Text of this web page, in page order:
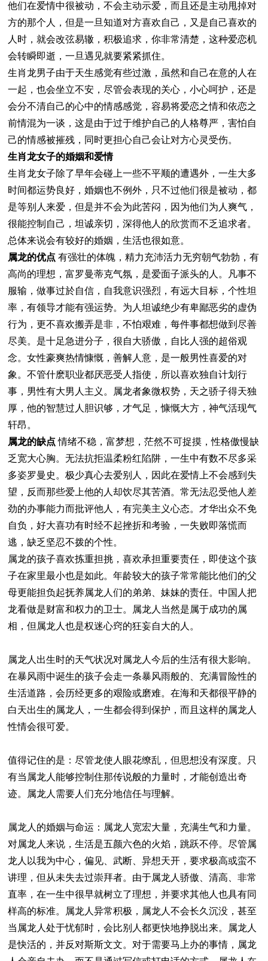
他们在爱情中很被动，不会主动示爱，而且还是主动甩掉对
方的那个人，但是一旦知道对方喜欢自己，又是自己喜欢的
人时，就会改弦易辙，积极追求，你非常清楚，这种爱恋机
会转瞬即逝，一旦遇见就要紧紧抓住。
生肖龙男子由于天生感觉有些过激，虽然和自己在意的人在
一起，也会坐立不安，尽管会表现的关心，小心呵护，还是
会分不清自己的心中的情感感觉，容易将爱恋之情和依恋之
前情混为一谈，这是由于过于维护自己的人格尊严，害怕自
己的情感被摧残，同时更担心自己会让对方心灵受伤。
生肖龙女子的婚姻和爱情
生肖龙女子除了早年会碰上一些不平顺的遭遇外，一生大多
时间都运势良好，婚姻也不例外，只不过他们很是被动，都
是等别人来爱，但是并不会为此苦闷，因为他们为人爽气，
很能控制自己，坦诚亲切，深得他人的欣赏而不乏追求者。
总体来说会有较好的婚姻，生活也很如意。
属龙的优点 有强壮的体魄，精力充沛活力无穷朝气勃勃，有
高尚的理想，富罗曼蒂克气氛，是爱面子派头的人。凡事不
服输，做事过於自信，自我意识强烈，有远大目标，个性坦
率，有领导才能有强运势。为人坦诚绝少有卑鄙恶劣的虚伪
行为，更不喜欢搬弄是非，不怕艰难，每件事都想做到尽善
尽美。是十足急进分子，很自大骄傲，自比人强的超俗观
念。女性豪爽热情慷慨，善解人意，是一般男性喜爱的对
象。不管什麽职业都厌恶受人指使，所以喜欢独自计划行
事，男性有大男人主义。属龙者象微权势，天之骄子得天独
厚，他的智慧过人胆识够，才气足，慷慨大方，神气活现气
轩昂。
属龙的缺点 情绪不稳，富梦想，茫然不可捉摸，性格傲慢缺
乏宽大心胸。无法抗拒温柔粉红陷阱，一生中有数不尽多采
多姿罗曼史。极少真心去爱别人，因此在爱情上不会感到失
望，反而那些爱上他的人却饮尽其苦酒。常无法忍受他人差
劲的办事能力而批评他人，有完美主义心态。才华出众不免
自负，好大喜功有时经不起挫折和考验，一失败即落慌而
逃，缺乏坚忍不拨的个性。
属龙的孩子喜欢拣重担挑，喜欢承担重要责任，即使这个孩
子在家里最小也是如此。年龄较大的孩子常常能比他们的父
母更能担负起抚养属龙人们的弟弟、妹妹的责任。中国人把
龙看做是财富和权力的卫士。属龙人当然是属于成功的属
相，但属龙人也是权迷心窍的狂妄自大的人。
属龙人出生时的天气状况对属龙人今后的生活有很大影响。
在暴风雨中诞生的孩子会走一条暴风雨般的、充满冒险性的
生活道路，会历经更多的艰险或磨难。在海和天都很平静的
白天出生的属龙人，一生都会得到保护，而且这样的属龙人
性情会很可爱。
值得记住的是：尽管龙使人眼花缭乱，但思想没有深度。只
有当属龙人能够控制住那传说般的力量时，才能创造出奇
迹。属龙人需要人们充分地信任与理解。
属龙人的婚姻与命运：属龙人宽宏大量，充满生气和力量。
对属龙人来说，生活是五颜六色的火焰，跳跃不停。尽管属
龙人以我为中心，偏见、武断、异想天开，要求极高或蛮不
讲理，但从未失去过崇拜者。由于属龙人骄傲、清高、非常
直率，在一生中很早就树立了理想，并要求其他人也具有同
样高的标准。属龙人异常积极，属龙人不会长久沉没，甚至
当属龙人处于忧郁时，会比别人都更快地挣脱出来。属龙人
是快活的，并反对斯斯文文。对于需要马上办的事情，属龙